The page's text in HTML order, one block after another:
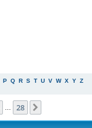
P Q R S T U V W X Y Z
sayfa)
28